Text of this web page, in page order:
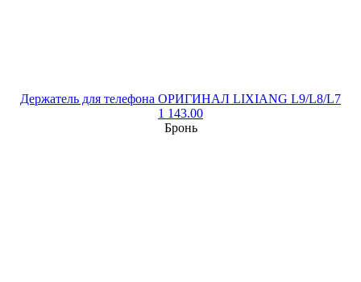
Держатель для телефона ОРИГИНАЛ LIXIANG L9/L8/L7
1 143.00
Бронь